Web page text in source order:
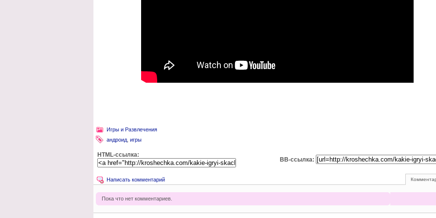
Игры и Развлечения
андроид игры
HTML-ссылка:
BB-ссылка:
Написать комментарий
Пока что нет комментариев.